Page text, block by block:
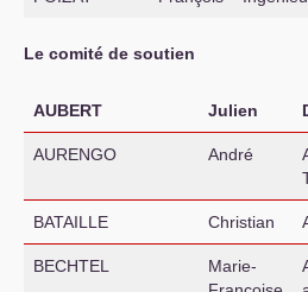
Le comité de soutien
AUBERT Julien
AURENGO André
BATAILLE Christian
BECHTEL
Marie-